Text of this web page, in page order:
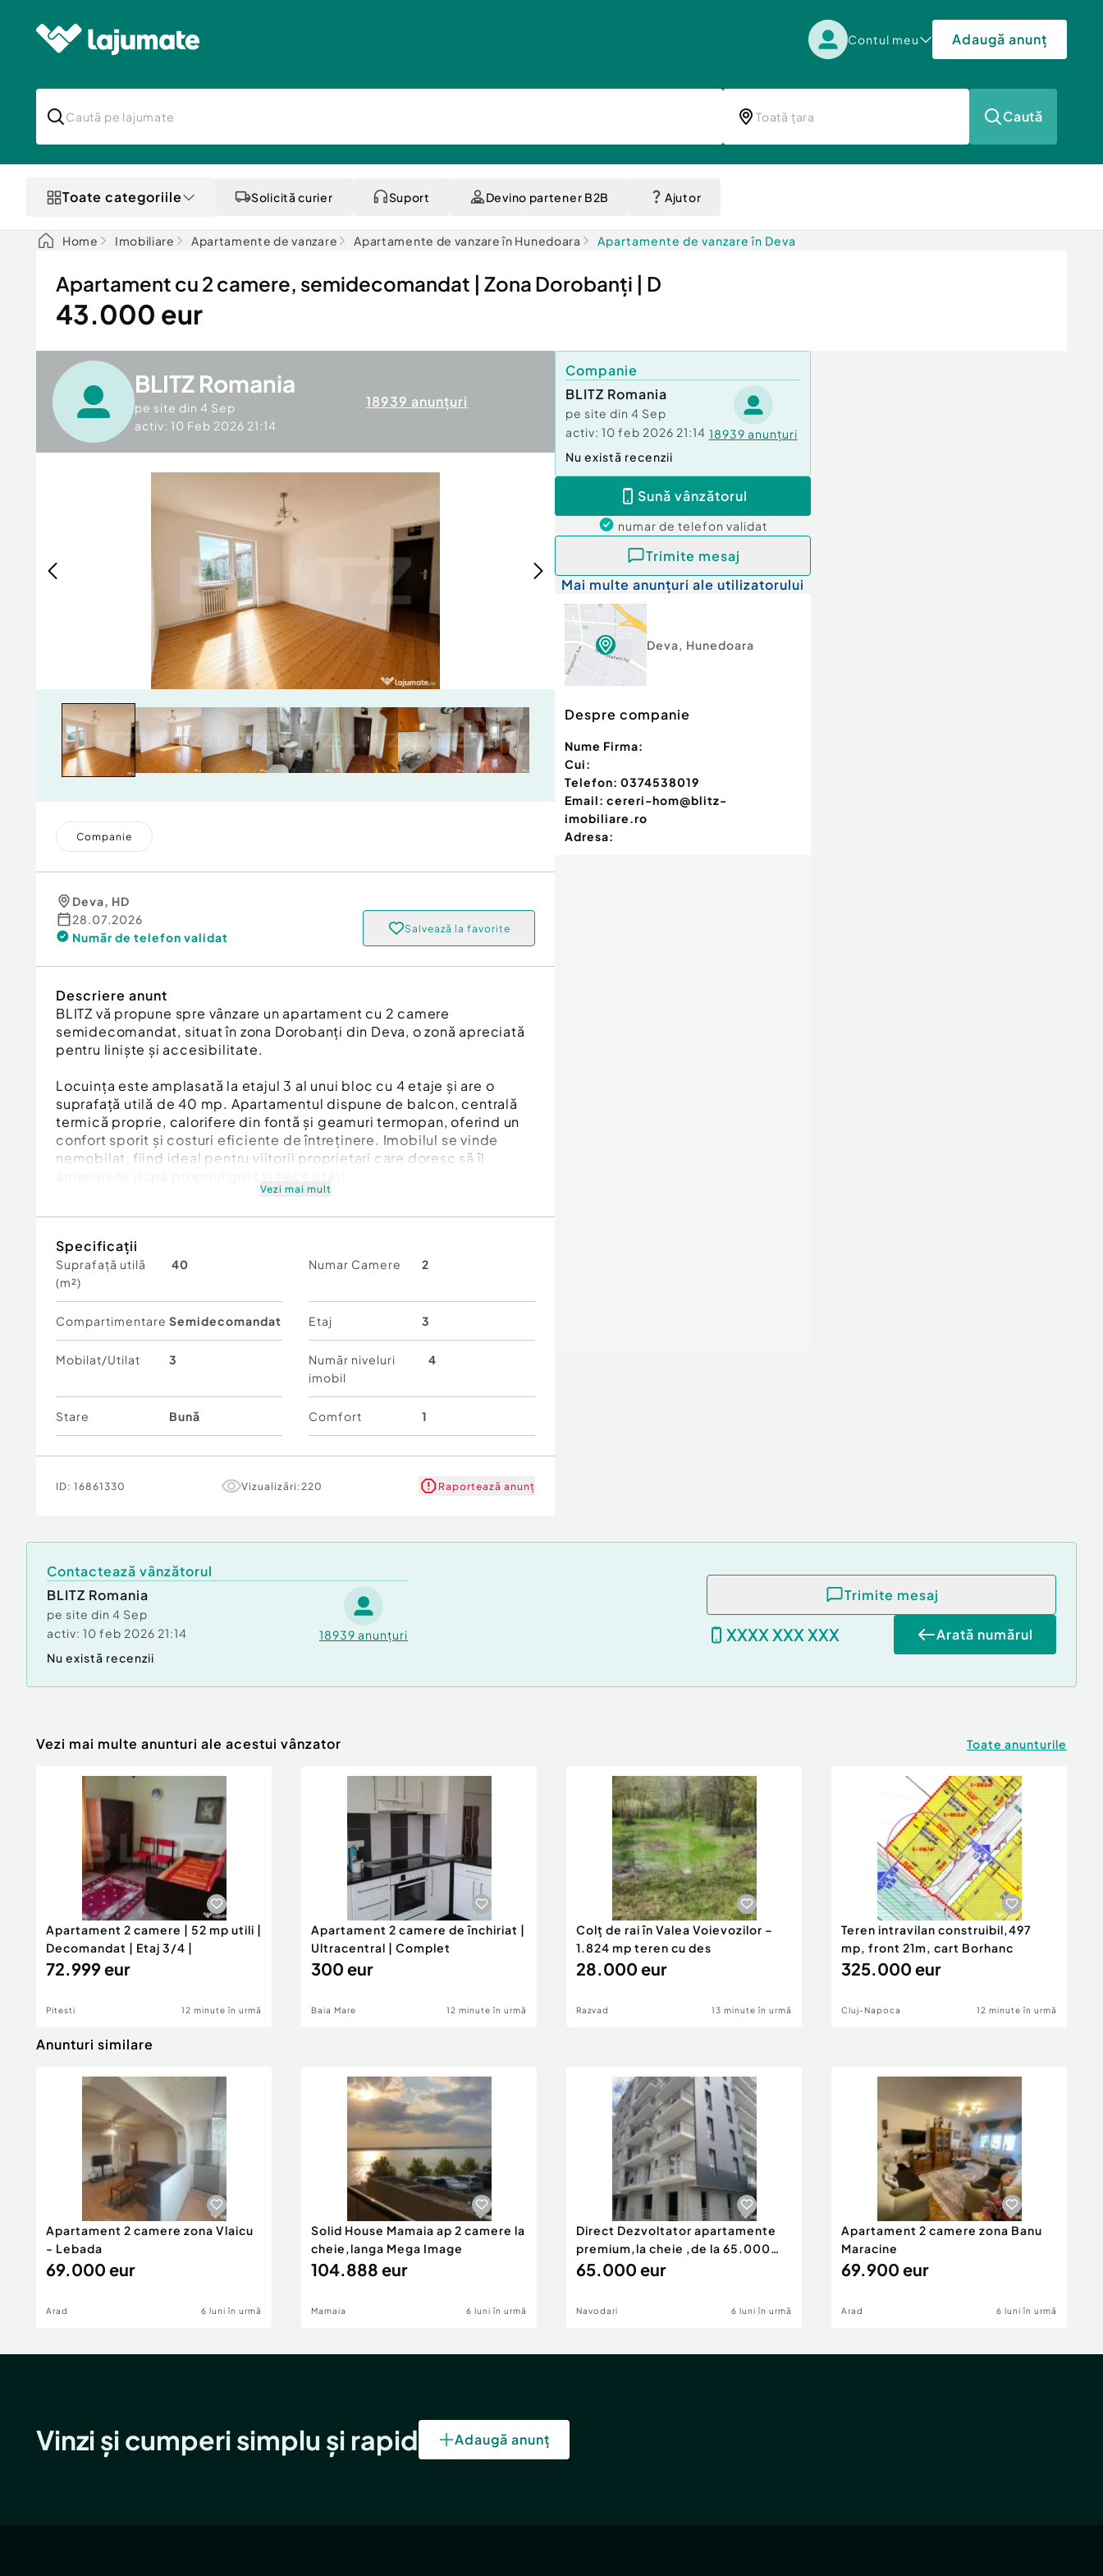
Contul meu Adaugă anunț
Caută
Toate categoriile Solicită curier Suport Devino partener B2B Ajutor
Home Imobiliare Apartamente de vanzare Apartamente de vanzare în Hunedoara Apartamente de vanzare în Deva
Apartament cu 2 camere, semidecomandat | Zona Dorobanți | D
43.000 eur
BLITZ Romania
pe site din 4 Sep
activ: 10 Feb 2026 21:14
18939 anunțuri
Companie
Deva, HD
28.07.2026
Număr de telefon validat
Salvează la favorite
Descriere anunt
BLITZ vă propune spre vânzare un apartament cu 2 camere
semidecomandat, situat în zona Dorobanți din Deva, o zonă apreciată
pentru liniște și accesibilitate.
Locuința este amplasată la etajul 3 al unui bloc cu 4 etaje și are o
suprafață utilă de 40 mp. Apartamentul dispune de balcon, centrală
termică proprie, calorifere din fontă și geamuri termopan, oferind un
confort sporit și costuri eficiente de întreținere. Imobilul se vinde
nemobilat, fiind ideal pentru viitorii proprietari care doresc să îl
* Suprafață utilă: 40 mp
* Etaj 3/4
* Balcon
* Centrală termică proprie
* Calorifere din fontă
* Geamuri termopan
* Apartament liber, disponibil imediat
Avantaje zonă:
* Zonă liniștită
Confort:1
Tip imobil:Bloc de apartamente
Număr Băi:1
Vezi mai mult
Specificații
Suprafață utilă
(m²)
40 Numar Camere 2
Compartimentare Semidecomandat Etaj 3
Mobilat/Utilat 3
Număr niveluri
imobil
4
Stare Bună Comfort 1
ID: 16861330 Vizualizări: 220 Raportează anunț
Companie
BLITZ Romania
pe site din 4 Sep
activ: 10 feb 2026 21:14 18939 anunțuri
Nu există recenzii
Sună vânzătorul
numar de telefon validat
Trimite mesaj
Mai multe anunțuri ale utilizatorului
Deva, Hunedoara
Despre companie
Nume Firma:
Cui:
Telefon: 0374538019
Email: cereri-hom@blitz-
imobiliare.ro
Adresa:
Contactează vânzătorul
BLITZ Romania
pe site din 4 Sep
activ: 10 feb 2026 21:14 18939 anunțuri
Nu există recenzii
Trimite mesaj
XXXX XXX XXX Arată numărul
Vezi mai multe anunturi ale acestui vânzator Toate anunturile
Apartament 2 camere | 52 mp utili |
Decomandat | Etaj 3/4 |
72.999 eur
Pitesti 12 minute în urmă
Apartament 2 camere de închiriat |
Ultracentral | Complet
300 eur
Baia Mare 12 minute în urmă
Colț de rai în Valea Voievozilor –
1.824 mp teren cu des
28.000 eur
Razvad 13 minute în urmă
Teren intravilan construibil,497
mp, front 21m, cart Borhanc
325.000 eur
Cluj-Napoca 12 minute în urmă
Anunturi similare
Apartament 2 camere zona Vlaicu
- Lebada
69.000 eur
Arad 6 luni în urmă
Solid House Mamaia ap 2 camere la
cheie,langa Mega Image
104.888 eur
Mamaia 6 luni în urmă
Direct Dezvoltator apartamente
premium,la cheie ,de la 65.000
eur
65.000 eur
Navodari 6 luni în urmă
Apartament 2 camere zona Banu
Maracine
69.900 eur
Arad 6 luni în urmă
Vinzi și cumperi simplu și rapid Adaugă anunț